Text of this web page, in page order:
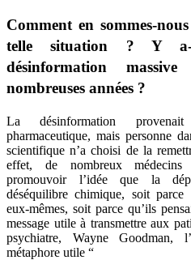
Comment en sommes-
telle situation ? Y
désinformation
nombreuses années ?
La désinformation
pharmaceutique, mais personne
scientifique n’a choisi de la
effet, de nombreux
promouvoir l’idée que la
déséquilibre chimique, soit
eux-mêmes, soit parce qu’ils
message utile à transmettre aux
psychiatre, Wayne
métaphore utile “